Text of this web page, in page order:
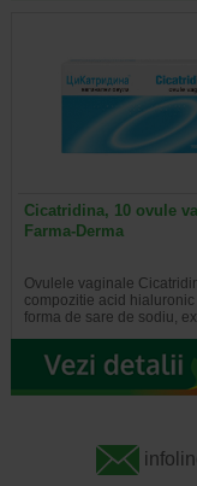
Cicatridina, 10 ovule
Farma-Derma
Ovulele vaginale
compozitie acid hialuronic
forma de sare de sodiu,